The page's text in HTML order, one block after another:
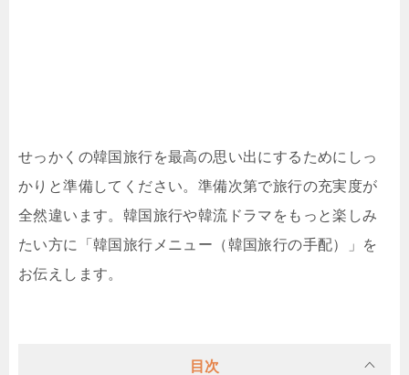
せっかくの韓国旅行を最高の思い出にするためにしっ
かりと準備してください。準備次第で旅行の充実度が
全然違います。韓国旅行や韓流ドラマをもっと楽しみ
たい方に「韓国旅行メニュー（韓国旅行の手配）」を
お伝えします。
目次